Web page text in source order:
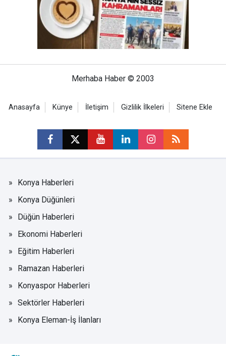
Merhaba Haber © 2003
Anasayfa Künye İletişim Gizlilik İlkeleri Sitene Ekle
Konya Haberleri
Konya Düğünleri
Düğün Haberleri
Ekonomi Haberleri
Eğitim Haberleri
Ramazan Haberleri
Konyaspor Haberleri
Sektörler Haberleri
Konya Eleman-İş İlanları